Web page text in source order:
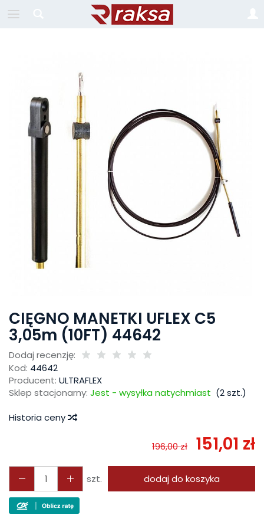
CIĘGNO MANETKI UFLEX C5
3,05m (10FT) 44642
Dodaj recenzję:
Kod: 44642
Producent: ULTRAFLEX
Sklep stacjonarny: Jest - wysyłka natychmiast (2szt.)
Historia ceny
196,00 zł 151,01 zł
szt. dodaj do koszyka